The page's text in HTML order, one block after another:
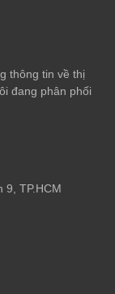
thông tin về thị
đang phân phối
9, TP.HCM